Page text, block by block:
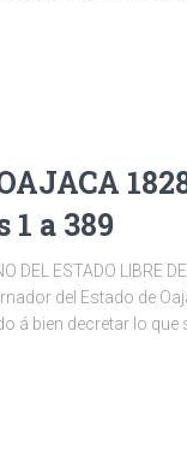
1 a 389
DEL ESTADO LIBRE
del Estado de
á bien decretar lo que